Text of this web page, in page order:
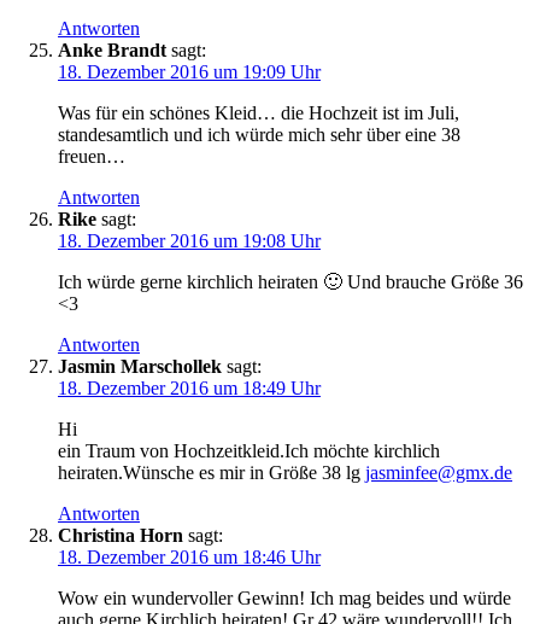
Antworten
Anke Brandt sagt:
18. Dezember 2016 um 19:09 Uhr
Was für ein schönes Kleid… die Hochzeit ist im Juli,
standesamtlich und ich würde mich sehr über eine 38
freuen…
Antworten
Rike sagt:
18. Dezember 2016 um 19:08 Uhr
Ich würde gerne kirchlich heiraten 🙂 Und brauche Größe 36
<3
Antworten
Jasmin Marschollek sagt:
18. Dezember 2016 um 18:49 Uhr
Hi
ein Traum von Hochzeitkleid.Ich möchte kirchlich
heiraten.Wünsche es mir in Größe 38 lg jasminfee@gmx.de
Antworten
Christina Horn sagt:
18. Dezember 2016 um 18:46 Uhr
Wow ein wundervoller Gewinn! Ich mag beides und würde